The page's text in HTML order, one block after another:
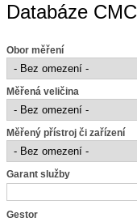
Databáze CMC
Obor měření
Měřená veličina
Měřený přístroj či zařízení
Garant služby
Gestor